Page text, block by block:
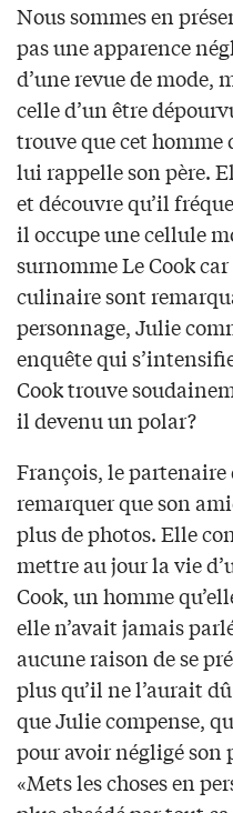
Nous sommes en
pas une apparence
d’une revue de mode,
celle d’un être
trouve que cet
lui rappelle son père.
et découvre qu’il
il occupe une cellule
surnomme Le Cook
culinaire sont
personnage, Julie
enquête qui
Cook trouve
il devenu un polar?
François, le partenaire
remarquer que son
plus de photos. Elle
mettre au jour la vie
Cook, un homme
elle n’avait jamais
aucune raison de se
plus qu’il ne l’aurait
que Julie compense,
pour avoir négligé son
«Mets les choses en